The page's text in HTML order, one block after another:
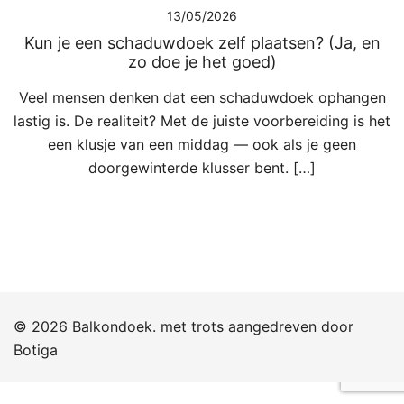
13/05/2026
Kun je een schaduwdoek zelf plaatsen? (Ja, en
zo doe je het goed)
Veel mensen denken dat een schaduwdoek ophangen
lastig is. De realiteit? Met de juiste voorbereiding is het
een klusje van een middag — ook als je geen
doorgewinterde klusser bent. […]
© 2026 Balkondoek. met trots aangedreven door
Botiga